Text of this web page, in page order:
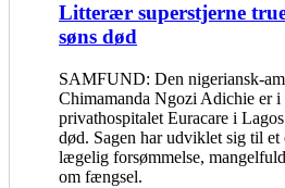
Litterær superstjerne
søns død
SAMFUND: Den nigeriansk-
Chimamanda Ngozi Adichie er
privathospitalet Euracare i
død. Sagen har udviklet sig til
lægelig forsømmelse,
om fængsel.